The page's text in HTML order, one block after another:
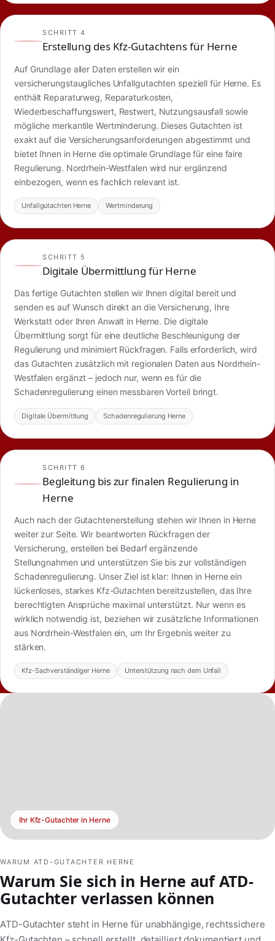
SCHRITT 4
Erstellung des Kfz-Gutachtens für Herne
Auf Grundlage aller Daten erstellen wir ein
versicherungstaugliches Unfallgutachten speziell für Herne. Es
enthält Reparaturweg, Reparaturkosten,
Wiederbeschaffungswert, Restwert, Nutzungsausfall sowie
mögliche merkantile Wertminderung. Dieses Gutachten ist
exakt auf die Versicherungsanforderungen abgestimmt und
bietet Ihnen in Herne die optimale Grundlage für eine faire
Regulierung. Nordrhein-Westfalen wird nur ergänzend
einbezogen, wenn es fachlich relevant ist.
Unfallgutachten Herne Wertminderung
SCHRITT 5
Digitale Übermittlung für Herne
Das fertige Gutachten stellen wir Ihnen digital bereit und
senden es auf Wunsch direkt an die Versicherung, Ihre
Werkstatt oder Ihren Anwalt in Herne. Die digitale
Übermittlung sorgt für eine deutliche Beschleunigung der
Regulierung und minimiert Rückfragen. Falls erforderlich, wird
das Gutachten zusätzlich mit regionalen Daten aus Nordrhein-
Westfalen ergänzt – jedoch nur, wenn es für die
Schadenregulierung einen messbaren Vorteil bringt.
Digitale Übermittlung Schadenregulierung Herne
SCHRITT 6
Begleitung bis zur finalen Regulierung in
Herne
Auch nach der Gutachtenerstellung stehen wir Ihnen in Herne
weiter zur Seite. Wir beantworten Rückfragen der
Versicherung, erstellen bei Bedarf ergänzende
Stellungnahmen und unterstützen Sie bis zur vollständigen
Schadenregulierung. Unser Ziel ist klar: Ihnen in Herne ein
lückenloses, starkes Kfz-Gutachten bereitzustellen, das Ihre
berechtigten Ansprüche maximal unterstützt. Nur wenn es
wirklich notwendig ist, beziehen wir zusätzliche Informationen
aus Nordrhein-Westfalen ein, um Ihr Ergebnis weiter zu
stärken.
Kfz-Sachverständiger Herne Unterstützung nach dem Unfall
Ihr Kfz-Gutachter in Herne
WARUM ATD-GUTACHTER HERNE
Warum Sie sich in Herne auf ATD-
Gutachter verlassen können
ATD-Gutachter steht in Herne für unabhängige, rechtssichere